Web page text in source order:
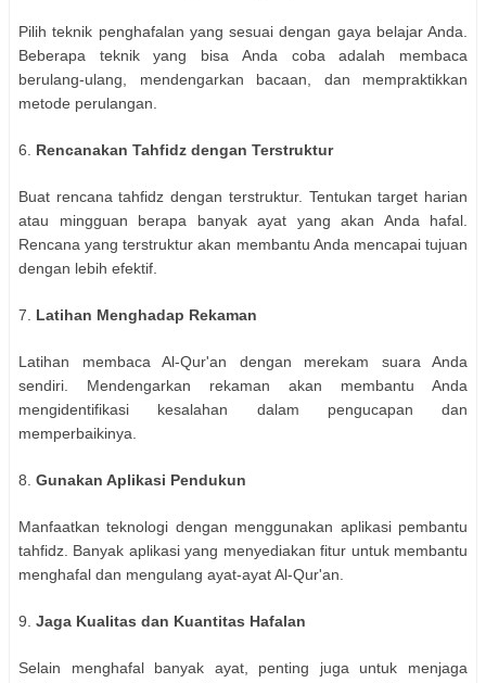
Pilih teknik penghafalan yang sesuai dengan gaya belajar Anda.
Beberapa teknik yang bisa Anda coba adalah membaca
berulang-ulang, mendengarkan bacaan, dan mempraktikkan
metode perulangan.
6. Rencanakan Tahfidz dengan Terstruktur
Buat rencana tahfidz dengan terstruktur. Tentukan target harian
atau mingguan berapa banyak ayat yang akan Anda hafal.
Rencana yang terstruktur akan membantu Anda mencapai tujuan
dengan lebih efektif.
7. Latihan Menghadap Rekaman
Latihan membaca Al-Qur'an dengan merekam suara Anda
sendiri. Mendengarkan rekaman akan membantu Anda
mengidentifikasi kesalahan dalam pengucapan dan
memperbaikinya.
8. Gunakan Aplikasi Pendukun
Manfaatkan teknologi dengan menggunakan aplikasi pembantu
tahfidz. Banyak aplikasi yang menyediakan fitur untuk membantu
menghafal dan mengulang ayat-ayat Al-Qur'an.
9. Jaga Kualitas dan Kuantitas Hafalan
Selain menghafal banyak ayat, penting juga untuk menjaga